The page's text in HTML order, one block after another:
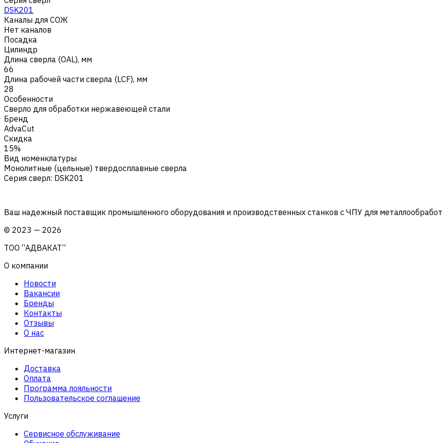
DSK201
Каналы для СОЖ
Нет каналов
Посадка
Цилиндр
Длина сверла (OAL), мм
66
Длина рабочей части сверла (LCF), мм
28
Особенности
Сверло для обработки нержавеющей стали
Бренд
AdvaCut
Скидка
15%
Вид номенклатуры
Монолитные (цельные) твердосплавные сверла
Серия сверл: DSK201
Ваш надежный поставщик промышленного оборудования и производственных станков с ЧПУ для
© 2023 — 2026
ТОО “АДВАКАТ”
О компании
Новости
Вакансии
Бренды
Контакты
Отзывы
О нас
Интернет-магазин
Доставка
Оплата
Программа лояльности
Пользовательское соглашение
Услуги
Сервисное обслуживание